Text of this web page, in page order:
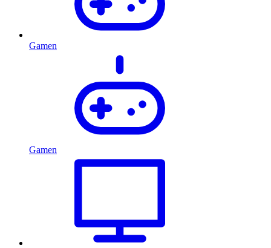
Gamen
Gamen